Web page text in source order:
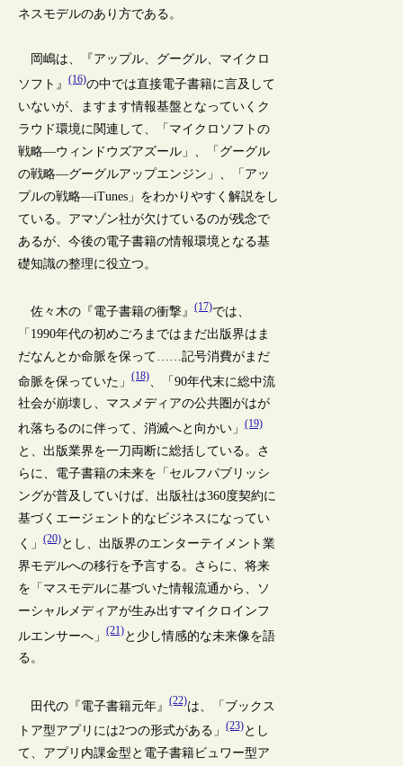
ネスモデルのあり方である。
岡嶋は、『アップル、グーグル、マイクロ
ソフト』(16)の中では直接電子書籍に言及して
いないが、ますます情報基盤となっていくク
ラウド環境に関連して、「マイクロソフトの
戦略―ウィンドウズアズール」、「グーグル
の戦略―グーグルアップエンジン」、「アッ
プルの戦略―iTunes」をわかりやすく解説をし
ている。アマゾン社が欠けているのが残念で
あるが、今後の電子書籍の情報環境となる基
礎知識の整理に役立つ。
佐々木の『電子書籍の衝撃』(17)では、
「1990年代の初めごろまではまだ出版界はま
だなんとか命脈を保って……記号消費がまだ
命脈を保っていた」(18)、「90年代末に総中流
社会が崩壊し、マスメディアの公共圏がはが
れ落ちるのに伴って、消滅へと向かい」(19)
と、出版業界を一刀両断に総括している。さ
らに、電子書籍の未来を「セルフパブリッシ
ングが普及していけば、出版社は360度契約に
基づくエージェント的なビジネスになってい
く」(20)とし、出版界のエンターテイメント業
界モデルへの移行を予言する。さらに、将来
を「マスモデルに基づいた情報流通から、ソ
ーシャルメディアが生み出すマイクロインフ
ルエンサーへ」(21)と少し情感的な未来像を語
る。
田代の『電子書籍元年』(22)は、「ブックス
トア型アプリには2つの形式がある」(23)とし
て、アプリ内課金型と電子書籍ビュワー型ア